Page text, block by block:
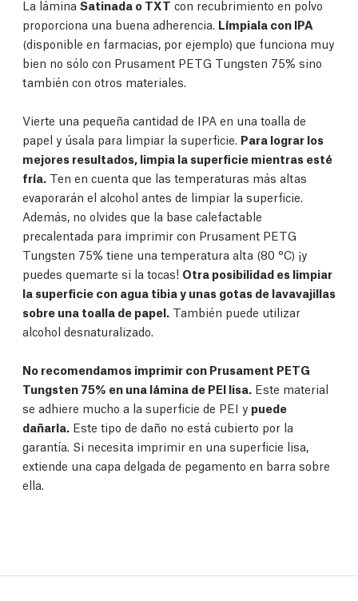
La lámina Satinada o TXT con recubrimiento en polvo
proporciona una buena adherencia. Límpiala con IPA
(disponible en farmacias, por ejemplo) que funciona muy
bien no sólo con Prusament PETG Tungsten 75% sino
también con otros materiales.
Vierte una pequeña cantidad de IPA en una toalla de
papel y úsala para limpiar la superficie. Para lograr los
mejores resultados, limpia la superficie mientras esté
fría. Ten en cuenta que las temperaturas más altas
evaporarán el alcohol antes de limpiar la superficie.
Además, no olvides que la base calefactable
precalentada para imprimir con Prusament PETG
Tungsten 75% tiene una temperatura alta (80 °C) ¡y
puedes quemarte si la tocas! Otra posibilidad es limpiar
la superficie con agua tibia y unas gotas de lavavajillas
sobre una toalla de papel. También puede utilizar
alcohol desnaturalizado.
No recomendamos imprimir con Prusament PETG
Tungsten 75% en una lámina de PEI lisa. Este material
se adhiere mucho a la superficie de PEI y puede
dañarla. Este tipo de daño no está cubierto por la
garantía. Si necesita imprimir en una superficie lisa,
extiende una capa delgada de pegamento en barra sobre
ella.